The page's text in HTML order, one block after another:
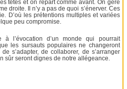
têtes et on repart comme avant. On gère
droite. Il n’y a pas de quoi s’énerver. Ces
D’où les prétentions multiples et variées
peu compromise.
à l’évocation d’un monde qui pourrait
les sursauts populaires ne changeront
s’adapter, de collaborer, de s’arranger
sûr seront dignes de notre allégeance.